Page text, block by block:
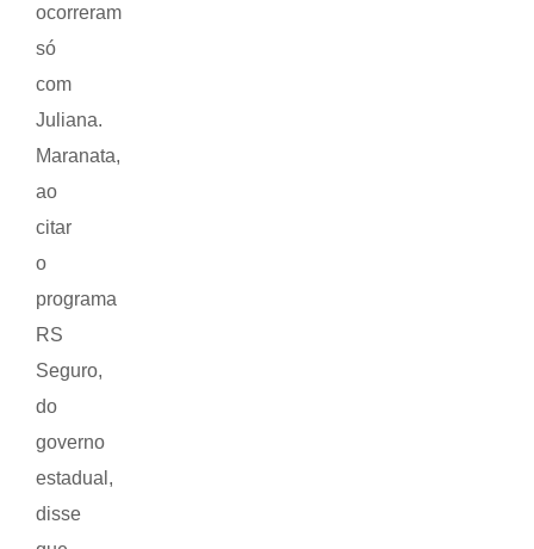
ocorreram
só
com
Juliana.
Maranata,
ao
citar
o
programa
RS
Seguro,
do
governo
estadual,
disse